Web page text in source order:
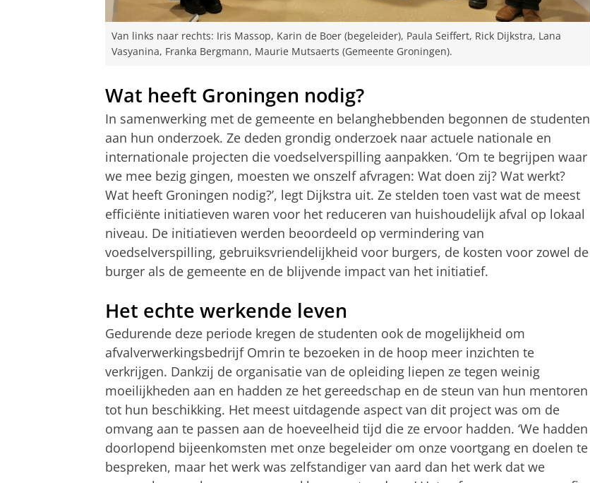
Van links naar rechts: Iris Massop, Karin de Boer (begeleider), Paula Seiffert, Rick Dijkstra, Lana
Vasyanina, Franka Bergmann, Maurie Mutsaerts (Gemeente Groningen).
Wat heeft Groningen nodig?
In samenwerking met de gemeente en belanghebbenden begonnen de studenten
aan hun onderzoek. Ze deden grondig onderzoek naar actuele nationale en
internationale projecten die voedselverspilling aanpakken. ‘Om te begrijpen waar
we mee bezig gingen, moesten we onszelf afvragen: Wat doen zij? Wat werkt?
Wat heeft Groningen nodig?’, legt Dijkstra uit. Ze stelden toen vast wat de meest
efficiënte initiatieven waren voor het reduceren van huishoudelijk afval op lokaal
niveau. De initiatieven werden beoordeeld op vermindering van
voedselverspilling, gebruiksvriendelijkheid voor burgers, de kosten voor zowel de
burger als de gemeente en de blijvende impact van het initiatief.
Het echte werkende leven
Gedurende deze periode kregen de studenten ook de mogelijkheid om
afvalverwerkingsbedrijf Omrin te bezoeken in de hoop meer inzichten te
verkrijgen. Dankzij de organisatie van de opleiding liepen ze tegen weinig
moeilijkheden aan en hadden ze het gereedschap en de steun van hun mentoren
tot hun beschikking. Het meest uitdagende aspect van dit project was om de
omvang aan te passen aan de hoeveelheid tijd die ze ervoor hadden. ‘We hadden
doorlopend bijeenkomsten met onze begeleider om onze voortgang en doelen te
bespreken, maar het werk was zelfstandiger van aard dan het werk dat we